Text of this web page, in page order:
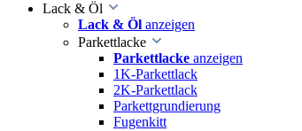
Lack & Öl
Lack & Öl anzeigen
Parkettlacke
Parkettlacke anzeigen
1K-Parkettlack
2K-Parkettlack
Parkettgrundierung
Fugenkitt